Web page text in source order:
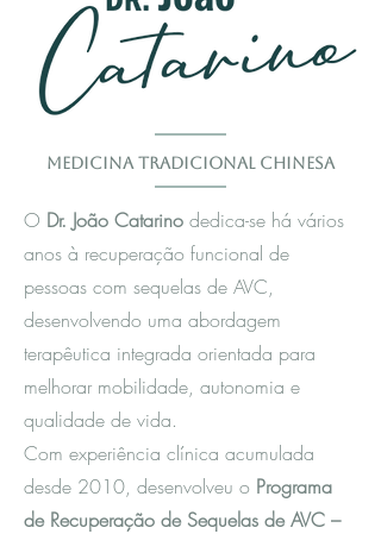
Medicina Tradicional Chinesa
O Dr. João Catarino dedica-se há vários
anos à recuperação funcional de
pessoas com sequelas de AVC,
desenvolvendo uma abordagem
terapêutica integrada orientada para
melhorar mobilidade, autonomia e
qualidade de vida.
Com experiência clínica acumulada
desde 2010, desenvolveu o Programa
de Recuperação de Sequelas de AVC –